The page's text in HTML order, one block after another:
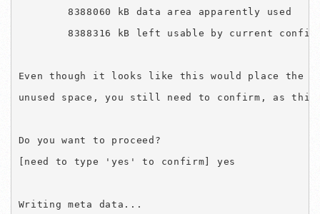
        8388060 kB data area apparently used
8388316 kB left usable by current
Even though it looks like this would place the
unused space, you still need to confirm, as
Do you want to proceed?
[need to type 'yes' to confirm] yes
Writing meta data...